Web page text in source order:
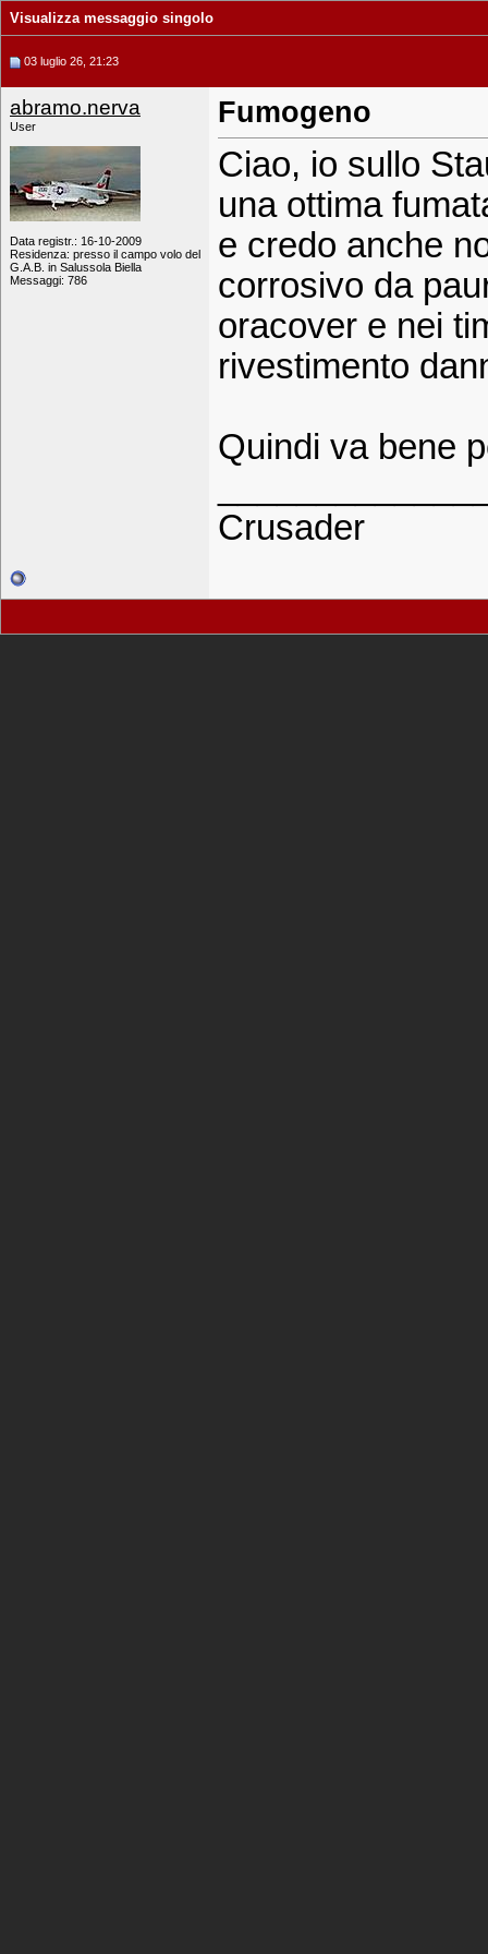
Visualizza messaggio singolo
03 luglio 26, 21:23
abramo.nerva
User
Data registr.: 16-10-2009
Residenza: presso il campo volo del
G.A.B. in Salussola Biella
Messaggi: 786
Fumogeno
Ciao, io sullo
una ottima
e credo anche
corrosivo da
oracover e nei
rivestimento
Quindi va bene
Crusader